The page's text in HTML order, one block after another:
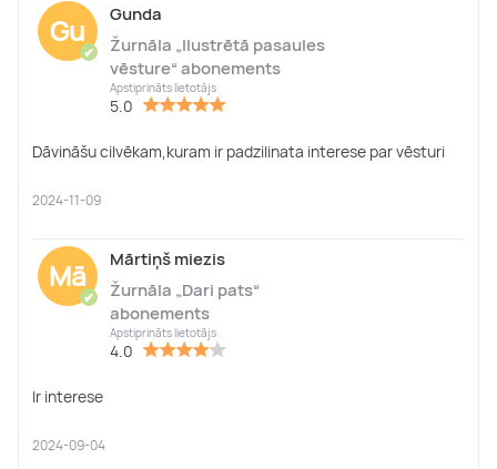
Gu
✔
Gunda
Žurnāla „Ilustrētā pasaules
vēsture“ abonements
Apstiprināts lietotājs
5.0
Dāvināšu cilvēkam,kuram ir padzilinata interese par vēsturi
2024-11-09
Mā
✔
Mārtiņš miezis
Žurnāla „Dari pats“
abonements
Apstiprināts lietotājs
4.0
Ir interese
2024-09-04